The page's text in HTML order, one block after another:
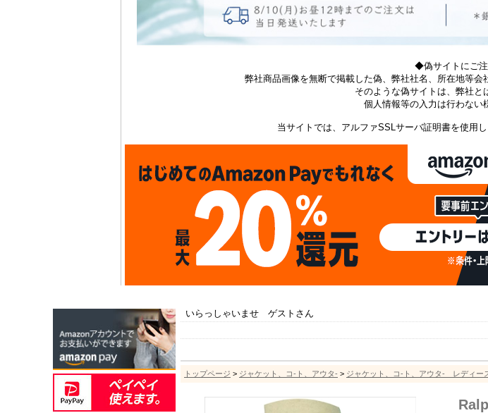
◆偽サイトにご
弊社商品画像を無断で掲載した偽、弊社社名、所在地等会
そのような偽サイトは、弊社と
個人情報等の入力は行わない
当サイトでは、アルファSSLサーバ証明書を使用
いらっしゃいませ ゲストさん
トップページ > ジャケット、コ-ト、アウタ- > ジャケット、コ-ト、アウタ- レディー